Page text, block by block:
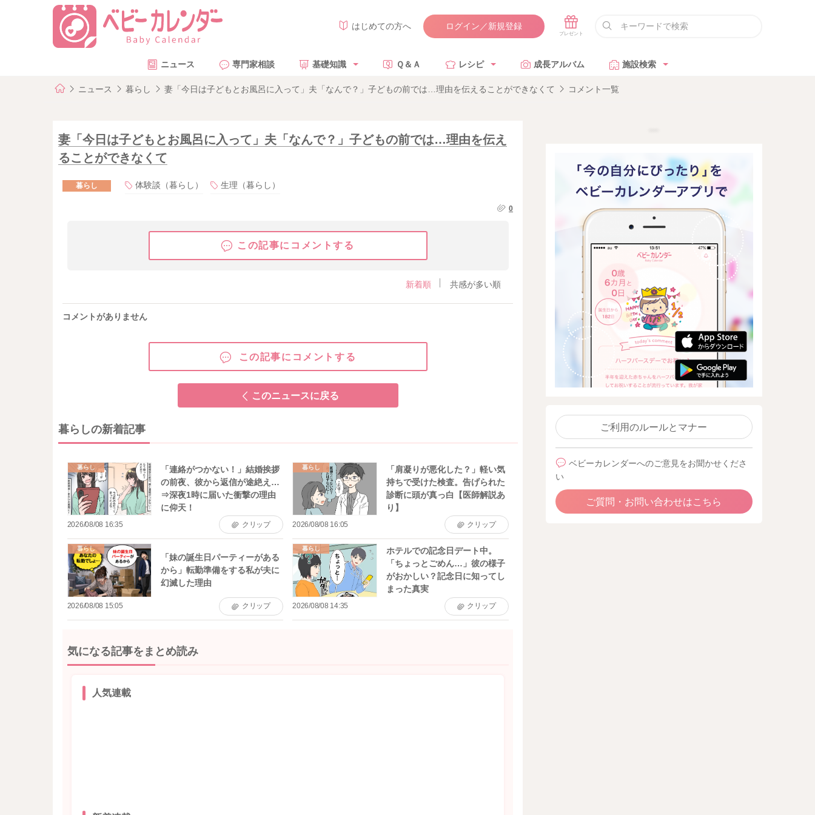
はじめての方へ ログイン／新規登録
ニュース 専門家相談 基礎知識 Ｑ＆Ａ レシピ 成長アルバム 施設検索
ニュース 暮らし 妻「今日は子どもとお風呂に入って」夫「なんで？」子どもの前では…理由を伝えることができなくて コメント一覧
妻「今日は子どもとお風呂に入って」夫「なんで？」子どもの前では…理由を伝え
ることができなくて
暮らし 体験談（暮らし） 生理（暮らし）
0
この記事にコメントする
新着順 共感が多い順
コメントがありません
この記事にコメントする
このニュースに戻る
暮らしの新着記事
暮らし
「連絡がつかない！」結婚挨拶
の前夜、彼から返信が途絶え…
⇒深夜1時に届いた衝撃の理由
に仰天！
2026/08/08 16:35 クリップ
暮らし
「肩凝りが悪化した？」軽い気
持ちで受けた検査。告げられた
診断に頭が真っ白【医師解説あ
り】
2026/08/08 16:05 クリップ
暮らし
「妹の誕生日パーティーがある
から」転勤準備をする私が夫に
幻滅した理由
2026/08/08 15:05 クリップ
暮らし
ホテルでの記念日デート中。
「ちょっとごめん…」彼の様子
がおかしい？記念日に知ってし
まった真実
2026/08/08 14:35 クリップ
気になる記事をまとめ読み
人気連載
ご利用のルールとマナー
ベビーカレンダーへのご意見をお聞かせくださ
い
ご質問・お問い合わせはこちら